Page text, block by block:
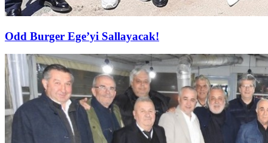
Odd Burger Ege’yi Sallayacak!